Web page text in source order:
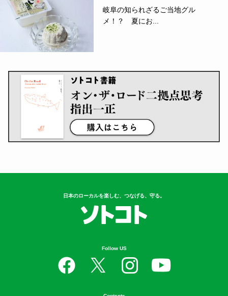
岐阜の知られざるご当地グル
メ！？ 夏にお...
日本のローカルを楽しむ、つなげる、守る。
Follow US